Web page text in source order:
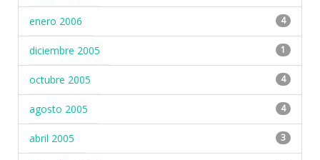
enero 2006 4
diciembre 2005 1
octubre 2005 4
agosto 2005 4
abril 2005 3